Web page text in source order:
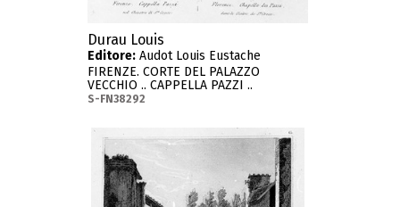
Durau Louis
Editore:Audot Louis Eustache
FIRENZE. CORTE DEL PALAZZO
VECCHIO .. CAPPELLA PAZZI ..
S-FN38292